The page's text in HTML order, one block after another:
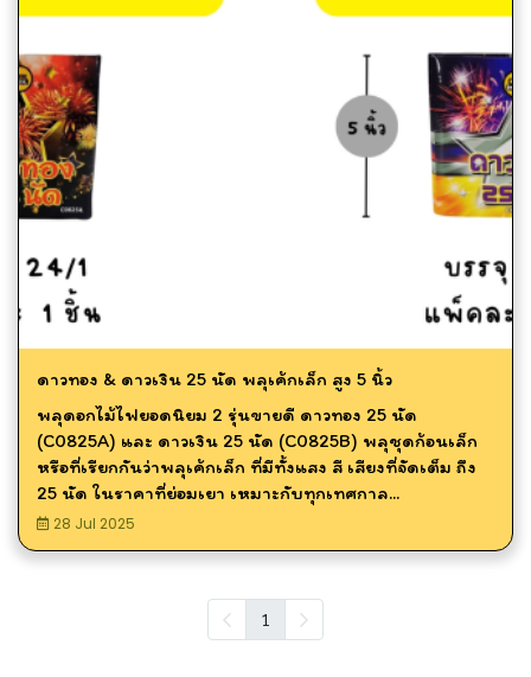
ดาวทอง & ดาวเงิน 25 นัด พลุเค้กเล็ก สูง 5 นิ้ว
พลุดอกไม้ไฟยอดนิยม 2 รุ่นขายดี ดาวทอง 25 นัด
(C0825A) และ ดาวเงิน 25 นัด (C0825B) พลุชุดก้อนเล็ก
หรือที่เรียกกันว่าพลุเค้กเล็ก ที่มีทั้งแสง สี เสียงที่จัดเต็ม ถึง
25 นัด ในราคาที่ย่อมเยา เหมาะกับทุกเทศกาล...
28 Jul 2025
1